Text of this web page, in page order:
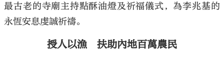
最古老的寺廟主持點酥油燈及祈福儀式，為李兆基的
永恆安息虔誠祈禱。
授人以漁 扶助內地百萬農民